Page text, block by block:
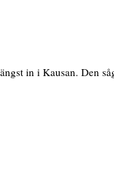
in i Kausan. Den